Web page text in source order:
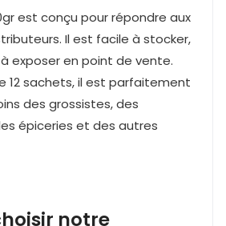
est conçu pour répondre aux
Il est facile à stocker,
exposer en point de vente.
12 sachets, il est parfaitement
des grossistes, des
épiceries et des autres
notre